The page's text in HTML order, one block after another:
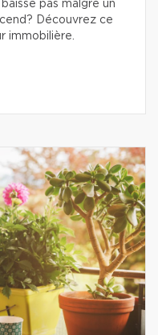
pas malgré un
Découvrez ce
immobilière.